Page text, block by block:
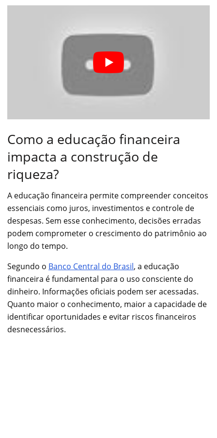
Como a educação financeira
impacta a construção de
riqueza?
A educação financeira permite compreender conceitos
essenciais como juros, investimentos e controle de
despesas. Sem esse conhecimento, decisões erradas
podem comprometer o crescimento do patrimônio ao
longo do tempo.
Segundo o Banco Central do Brasil, a educação
financeira é fundamental para o uso consciente do
dinheiro. Informações oficiais podem ser acessadas.
Quanto maior o conhecimento, maior a capacidade de
identificar oportunidades e evitar riscos financeiros
desnecessários.